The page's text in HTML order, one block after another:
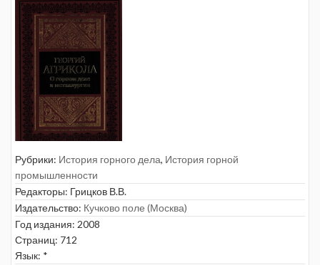
Рубрики: История горного дела, История горной
промышленности
Редакторы: Грицков В.В.
Издательство: Кучково поле (Москва)
Год издания: 2008
Страниц: 712
Язык: *